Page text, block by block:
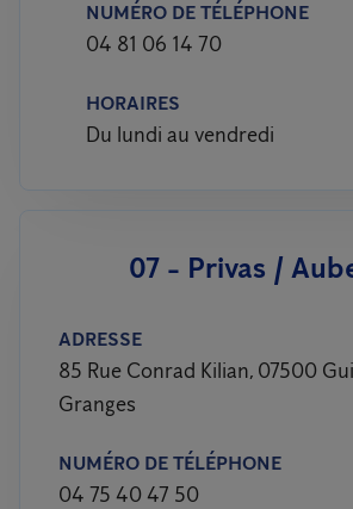
NUMÉRO DE TÉLÉPHONE
04 81 06 14 70
HORAIRES
Du lundi au vendredi
07 - Privas /
ADRESSE
85 Rue Conrad Kilian, 07500
Granges
NUMÉRO DE TÉLÉPHONE
04 75 40 47 50